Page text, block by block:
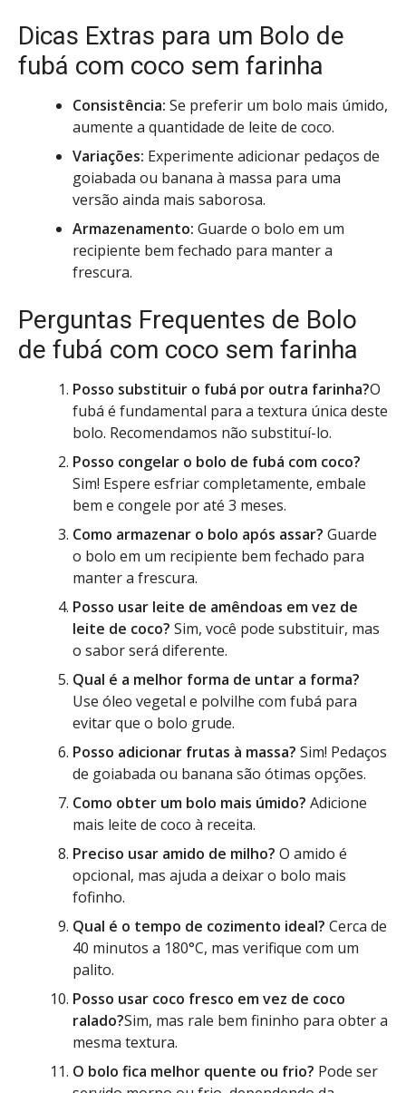
Dicas Extras para um Bolo de
fubá com coco sem farinha
Consistência: Se preferir um bolo mais úmido,
aumente a quantidade de leite de coco.
Variações: Experimente adicionar pedaços de
goiabada ou banana à massa para uma
versão ainda mais saborosa.
Armazenamento: Guarde o bolo em um
recipiente bem fechado para manter a
frescura.
Perguntas Frequentes de Bolo
de fubá com coco sem farinha
Posso substituir o fubá por outra farinha?O
fubá é fundamental para a textura única deste
bolo. Recomendamos não substituí-lo.
Posso congelar o bolo de fubá com coco?
Sim! Espere esfriar completamente, embale
bem e congele por até 3 meses.
Como armazenar o bolo após assar? Guarde
o bolo em um recipiente bem fechado para
manter a frescura.
Posso usar leite de amêndoas em vez de
leite de coco? Sim, você pode substituir, mas
o sabor será diferente.
Qual é a melhor forma de untar a forma?
Use óleo vegetal e polvilhe com fubá para
evitar que o bolo grude.
Posso adicionar frutas à massa? Sim! Pedaços
de goiabada ou banana são ótimas opções.
Como obter um bolo mais úmido? Adicione
mais leite de coco à receita.
Preciso usar amido de milho? O amido é
opcional, mas ajuda a deixar o bolo mais
fofinho.
Qual é o tempo de cozimento ideal? Cerca de
40 minutos a 180°C, mas verifique com um
palito.
Posso usar coco fresco em vez de coco
ralado?Sim, mas rale bem fininho para obter a
mesma textura.
O bolo fica melhor quente ou frio? Pode ser